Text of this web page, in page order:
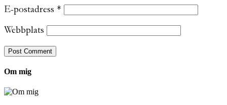
E-postadress *
Webbplats
Om mig